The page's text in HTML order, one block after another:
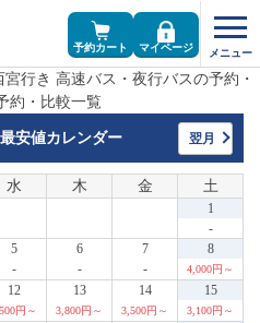
予約カート マイページ
行き 高速バス・夜行バスの予約・
約・比較一覧
最安値カレンダー 翌月
水 木 金 土
1
-
5
-
6
-
7
-
8
4,000円～
12
円～
13
3,800円～
14
3,500円～
15
3,100円～